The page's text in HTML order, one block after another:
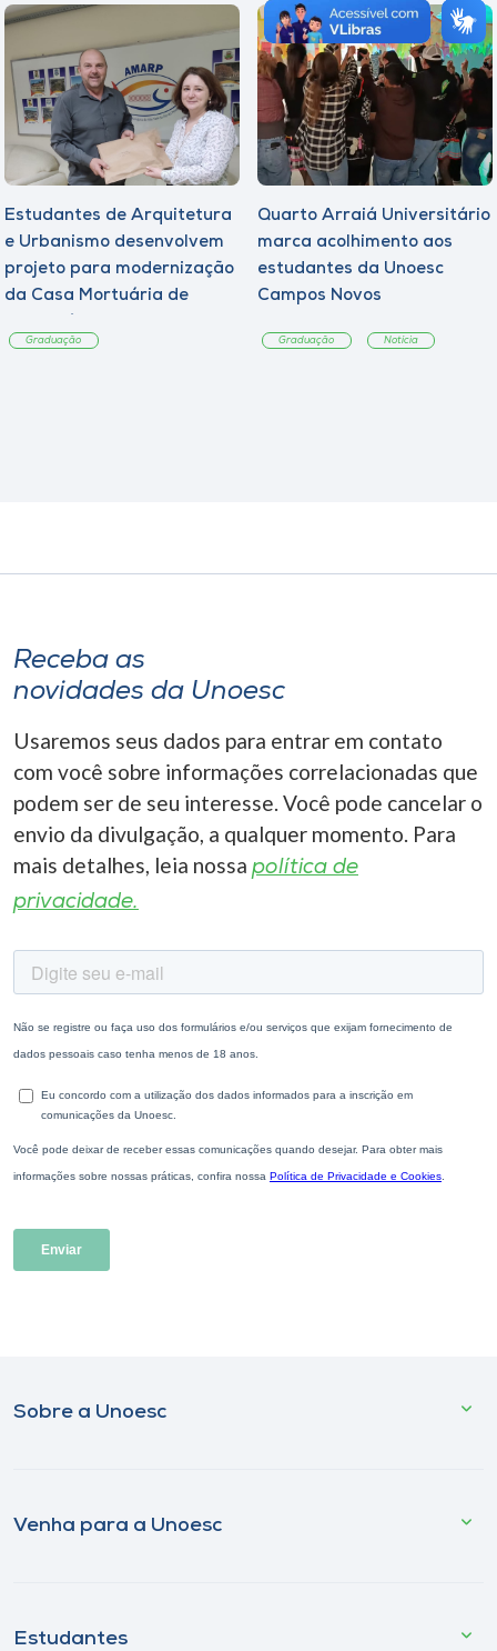
Estudantes de Arquitetura
e Urbanismo desenvolvem
projeto para modernização
da Casa Mortuária de
Graduação
Quarto Arraiá Universitário
marca acolhimento aos
estudantes da Unoesc
Campos Novos
Graduação Notícia
Receba as
novidades da Unoesc
Usaremos seus dados para entrar em contato
com você sobre informações correlacionadas que
podem ser de seu interesse. Você pode cancelar o
envio da divulgação, a qualquer momento. Para
mais detalhes, leia nossa política de
privacidade.
Sobre a Unoesc
Venha para a Unoesc
Estudantes